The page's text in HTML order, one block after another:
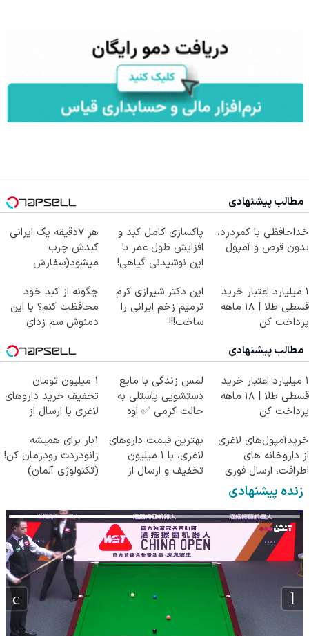
مطالب پیشنهادی
خداحافظی با کمردرد،
بدون قرص و آمپول
پاکسازی کامل کبد و
افزایش طول عمر با
این نوشیدنی گیاهی!
هر 7دقیقه یک ایرانی
کبدش چرب
میشود(سفارش
تخفیف)
۱ میلیارد اعتبار خرید
قسطی طلا | ۱۸ ماهه
پرداخت کن
این دکتر شیرازی کرم
ترمیم زخم ایرانی را
ساخت!!!
چگونه از کبد خود
محافظت کنم؟ با این
دمنوش سم زدای
مطالب پیشنهادی
۱ میلیارد اعتبار خرید
قسطی طلا | ۱۸ ماهه
پرداخت کن
لمس زندگی با مایع
دستشویی پاستلی به
حالت کرمی ✅ اَوه
1 میلیون تومان
تخفیف خرید داروهای
لاغری با ارسال از
خریدآمپول‌های لاغری
از داروخانه های
اطرافت، ارسال فوری
همراه با پک یخ!
بهترین قیمت داروهای
لاغری، با ۱ میلیون
تخفیف و ارسال از
1بار برای همیشه
زانودردت رودرمان کن!
(تکنولوژی آلمان)
زنده پیشنهادی